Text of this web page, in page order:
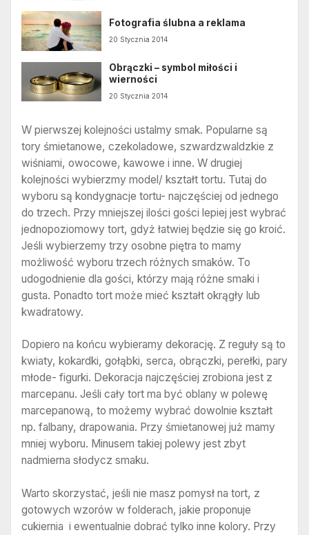
Fotografia ślubna a reklama
20 Stycznia 2014
Obrączki – symbol miłości i
wierności
20 Stycznia 2014
W pierwszej kolejności ustalmy smak. Popularne są
tory śmietanowe, czekoladowe, szwardzwaldzkie z
wiśniami, owocowe, kawowe i inne. W drugiej
kolejności wybierzmy model/ kształt tortu. Tutaj do
wyboru są kondygnacje tortu- najczęściej od jednego
do trzech. Przy mniejszej ilości gości lepiej jest wybrać
jednopoziomowy tort, gdyż łatwiej będzie się go kroić.
Jeśli wybierzemy trzy osobne piętra to mamy
możliwość wyboru trzech różnych smaków. To
udogodnienie dla gości, którzy mają różne smaki i
gusta. Ponadto tort może mieć kształt okrągły lub
kwadratowy.
Dopiero na końcu wybieramy dekorację. Z reguły są to
kwiaty, kokardki, gołąbki, serca, obrączki, perełki, pary
młode- figurki. Dekoracja najczęściej zrobiona jest z
marcepanu. Jeśli cały tort ma być oblany w polewę
marcepanową, to możemy wybrać dowolnie kształt
np. falbany, drapowania. Przy śmietanowej już mamy
mniej wyboru. Minusem takiej polewy jest zbyt
nadmierna słodycz smaku.
Warto skorzystać, jeśli nie masz pomysł na tort, z
gotowych wzorów w folderach, jakie proponuje
cukiernia i ewentualnie dobrać tylko inne kolory. Przy